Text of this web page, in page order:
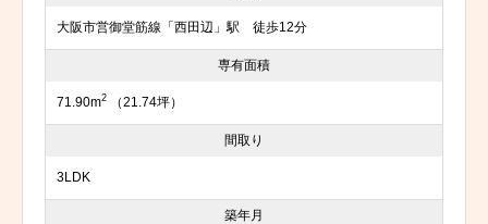
大阪市営御堂筋線「西田辺」駅 徒歩12分
専有面積
71.90m2 （21.74坪）
間取り
3LDK
築年月